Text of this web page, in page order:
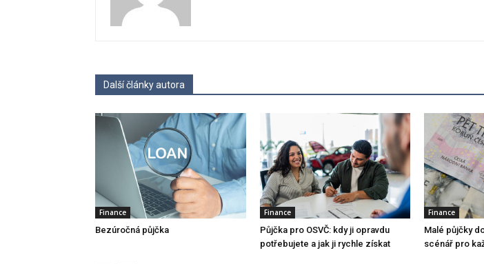
Další články autora
Finance
Bezúročná půjčka
Finance
Půjčka pro OSVČ: kdy ji opravdu
potřebujete a jak ji rychle získat
Finance
Malé půjčky
scénář pro